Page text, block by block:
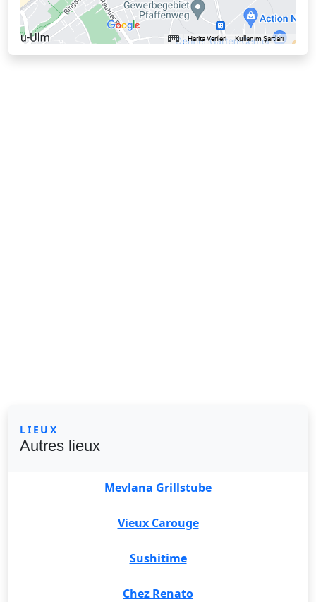
LIEUX
Autres lieux
Mevlana Grillstube
Vieux Carouge
Sushitime
Chez Renato